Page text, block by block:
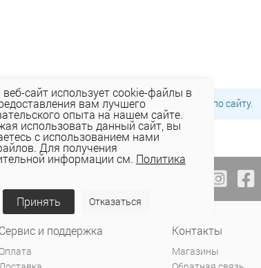
каталогаили воспользоваться поиском по сайту.
viber) или
Сервис и поддержка
Оплата
Контакты
Магазины
сайт использует cookie-файлы в
вам лучшего
опыта на нашем сайте.
использовать данный сайт, вы
с использованием нами
Для получения
информации см. Политика
Принять Отказаться